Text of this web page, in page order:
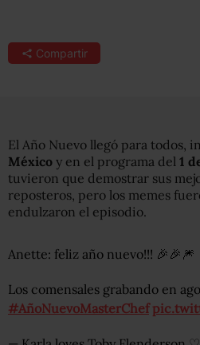
Compartir
El Año Nuevo llegó para todos,
México y en el programa del 1
tuvieron que demostrar sus
reposteros, pero los memes
endulzaron el episodio.
Anette: feliz año nuevo!!! 🎉🎉🎆
Los comensales grabando en
#AñoNuevoMasterChef